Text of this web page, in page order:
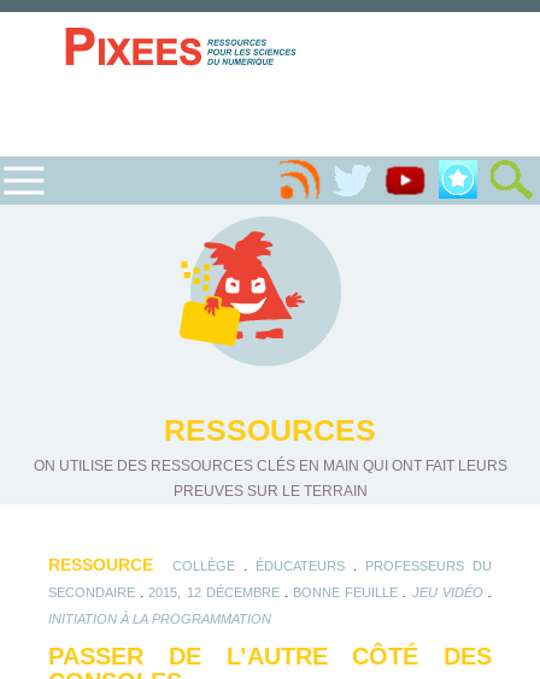
RESSOURCES
ON UTILISE DES RESSOURCES CLÉS EN MAIN QUI ONT FAIT LEURS
PREUVES SUR LE TERRAIN
RESSOURCE COLLÈGE ÉDUCATEURS
PROFESSEURS DU
SECONDAIRE .2015, 12 DÉCEMBRE. BONNE FEUILLE JEU VIDÉO
INITIATION À LA PROGRAMMATION
PASSER DE L’AUTRE CÔTÉ DES